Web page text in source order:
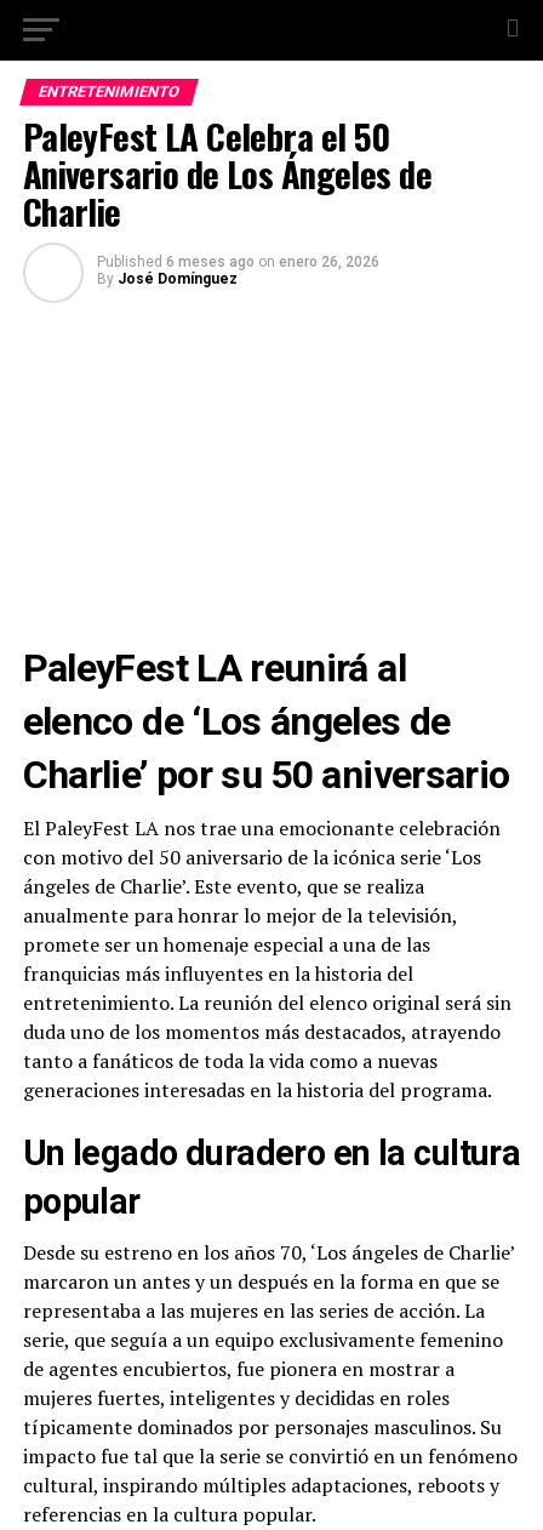
ENTRETENIMIENTO
PaleyFest LA Celebra el 50
Aniversario de Los Ángeles de
Charlie
Published 6 meses ago on enero 26, 2026
By José Domínguez
PaleyFest LA reunirá al
elenco de ‘Los ángeles de
Charlie’ por su 50 aniversario
El PaleyFest LA nos trae una emocionante celebración
con motivo del 50 aniversario de la icónica serie ‘Los
ángeles de Charlie’. Este evento, que se realiza
anualmente para honrar lo mejor de la televisión,
promete ser un homenaje especial a una de las
franquicias más influyentes en la historia del
entretenimiento. La reunión del elenco original será sin
duda uno de los momentos más destacados, atrayendo
tanto a fanáticos de toda la vida como a nuevas
generaciones interesadas en la historia del programa.
Un legado duradero en la cultura
popular
Desde su estreno en los años 70, ‘Los ángeles de Charlie’
marcaron un antes y un después en la forma en que se
representaba a las mujeres en las series de acción. La
serie, que seguía a un equipo exclusivamente femenino
de agentes encubiertos, fue pionera en mostrar a
mujeres fuertes, inteligentes y decididas en roles
típicamente dominados por personajes masculinos. Su
impacto fue tal que la serie se convirtió en un fenómeno
cultural, inspirando múltiples adaptaciones, reboots y
referencias en la cultura popular.